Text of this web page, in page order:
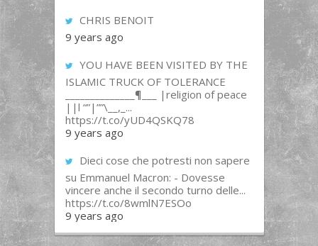
CHRIS BENOIT
9 years ago
YOU HAVE BEEN VISITED BY THE
ISLAMIC TRUCK OF TOLERANCE
______________¶___ |religion of peace
||l “”|””\__,_...
https://t.co/yUD4QSKQ78
9 years ago
Dieci cose che potresti non sapere
su Emmanuel Macron: - Dovesse
vincere anche il secondo turno delle...
https://t.co/8wmlN7ESOo
9 years ago